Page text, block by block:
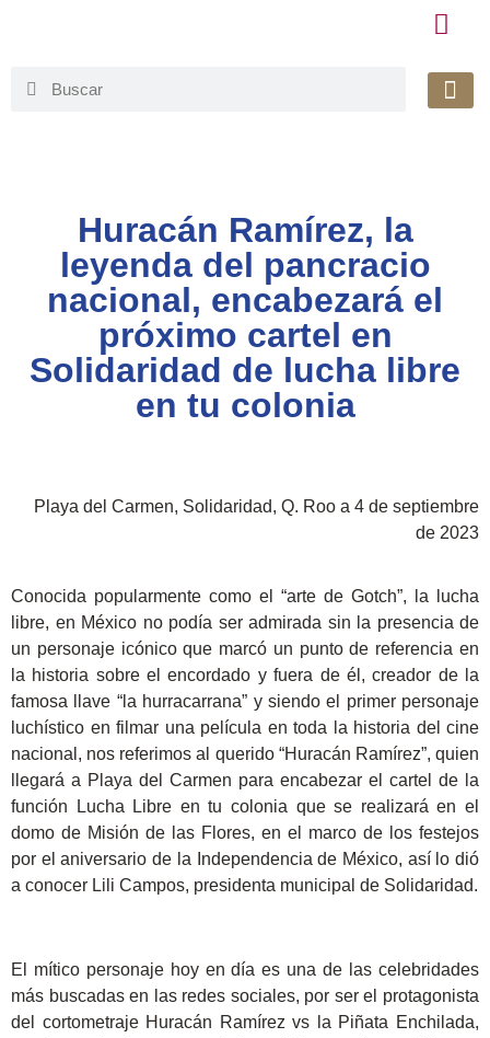
Huracán Ramírez, la
leyenda del pancracio
nacional, encabezará el
próximo cartel en
Solidaridad de lucha libre
en tu colonia
Playa del Carmen, Solidaridad, Q. Roo a 4 de septiembre
de 2023
Conocida popularmente como el “arte de Gotch”, la lucha
libre, en México no podía ser admirada sin la presencia de
un personaje icónico que marcó un punto de referencia en
la historia sobre el encordado y fuera de él, creador de la
famosa llave “la hurracarrana” y siendo el primer personaje
luchístico en filmar una película en toda la historia del cine
nacional, nos referimos al querido “Huracán Ramírez”, quien
llegará a Playa del Carmen para encabezar el cartel de la
función Lucha Libre en tu colonia que se realizará en el
domo de Misión de las Flores, en el marco de los festejos
por el aniversario de la Independencia de México, así lo dió
a conocer Lili Campos, presidenta municipal de Solidaridad.
El mítico personaje hoy en día es una de las celebridades
más buscadas en las redes sociales, por ser el protagonista
del cortometraje Huracán Ramírez vs la Piñata Enchilada,